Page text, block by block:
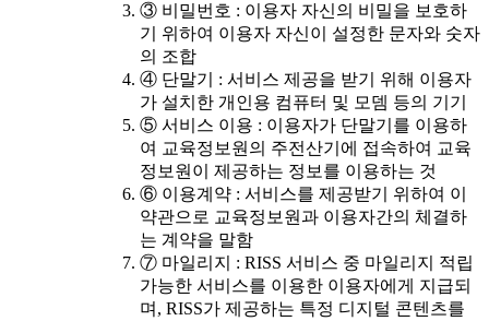
③ 비밀번호 : 이용자 자신의 비밀을 보호하
기 위하여 이용자 자신이 설정한 문자와 숫자
의 조합
④ 단말기 : 서비스 제공을 받기 위해 이용자
가 설치한 개인용 컴퓨터 및 모뎀 등의 기기
⑤ 서비스 이용 : 이용자가 단말기를 이용하
여 교육정보원의 주전산기에 접속하여 교육
정보원이 제공하는 정보를 이용하는 것
⑥ 이용계약 : 서비스를 제공받기 위하여 이
약관으로 교육정보원과 이용자간의 체결하
는 계약을 말함
⑦ 마일리지 : RISS 서비스 중 마일리지 적립
가능한 서비스를 이용한 이용자에게 지급되
며, RISS가 제공하는 특정 디지털 콘텐츠를